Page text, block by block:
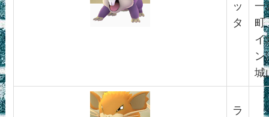
ッ
タ
一
町
イ
ン
城
ラ